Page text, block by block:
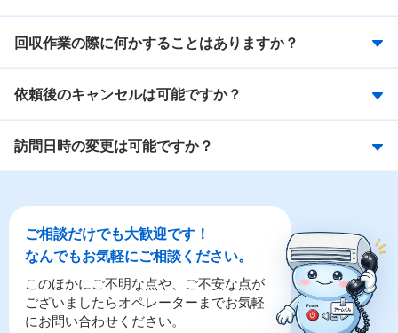
回収作業の際に何かすることはありますか？
依頼後のキャンセルは可能ですか？
訪問日時の変更は可能ですか？
ご相談だけでも大歓迎です！
なんでもお気軽にご相談ください。
このほかにご不明な点や、ご不安な点が
ございましたらオペレーターまでお気軽
にお問い合わせください。